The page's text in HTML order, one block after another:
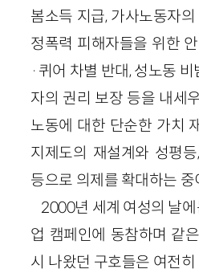
봄소득 지급, 가사노동자
정폭력 피해자들을 위한
·퀴어 차별 반대, 성노동
자의 권리 보장 등을 내세
노동에 대한 단순한 가치
지제도의 재설계와 성평
등으로 의제를 확대하는 중
2000년 세계 여성의 날
업 캠페인에 동참하며 같
시 나왔던 구호들은 여전